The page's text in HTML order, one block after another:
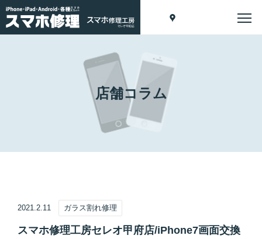
店舗コラム
2021.2.11 ガラス割れ修理
スマホ修理工房セレオ甲府店/iPhone7画面交換